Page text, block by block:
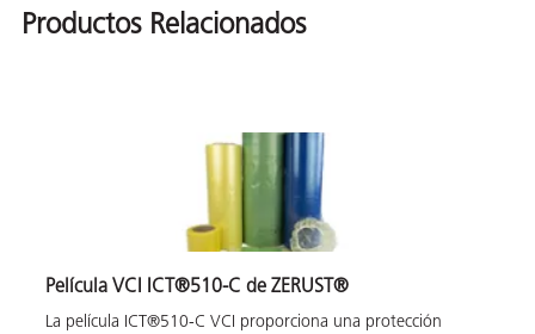
Productos Relacionados
Película VCI ICT®510-C de ZERUST®
La película ICT®510-C VCI proporciona una protección